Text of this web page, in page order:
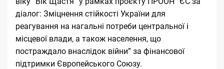
діалог: Зміцнення стійкості України для
реагування на нагальні потреби центральної і
місцевої влади, а також населення, що
постраждало внаслідок війни” за фінансової
підтримки Європейського Союзу.